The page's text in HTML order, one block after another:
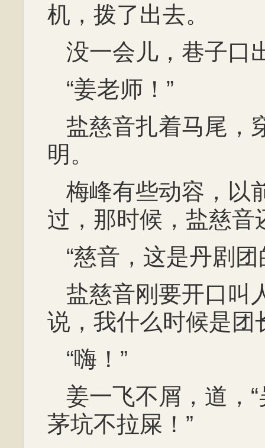
机，拨了出去。
没一会儿，巷子口
“姜老师！”
盐慈音扎着马尾，
明。
梅峰有些动容，以
过，那时候，盐慈音
“慈音，这是丹剧
盐慈音刚要开口叫
说，我什么时候是团
“嗨！”
姜一飞不屑，道，
茅坑不拉屎！”